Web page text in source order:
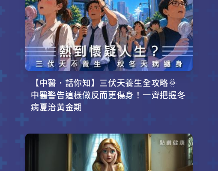
【中醫．話你知】三伏天養生全攻略🌞
中醫警告這樣做反而更傷身！一齊把握冬
病夏治黃金期